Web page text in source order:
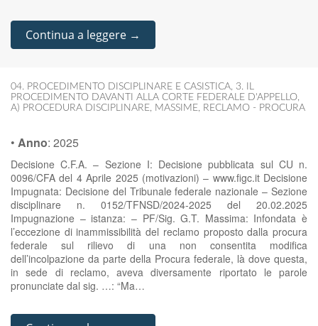
Continua a leggere →
04. PROCEDIMENTO DISCIPLINARE E CASISTICA, 3. IL
PROCEDIMENTO DAVANTI ALLA CORTE FEDERALE D'APPELLO,
A) PROCEDURA DISCIPLINARE, MASSIME, RECLAMO - PROCURA
• Anno: 2025
Decisione C.F.A. – Sezione I: Decisione pubblicata sul CU n.
0096/CFA del 4 Aprile 2025 (motivazioni) – www.figc.it Decisione
Impugnata: Decisione del Tribunale federale nazionale – Sezione
disciplinare n. 0152/TFNSD/2024-2025 del 20.02.2025
Impugnazione – istanza: – PF/Sig. G.T. Massima: Infondata è
l’eccezione di inammissibilità del reclamo proposto dalla procura
federale sul rilievo di una non consentita modifica
dell’incolpazione da parte della Procura federale, là dove questa,
in sede di reclamo, aveva diversamente riportato le parole
pronunciate dal sig. …: “Ma…